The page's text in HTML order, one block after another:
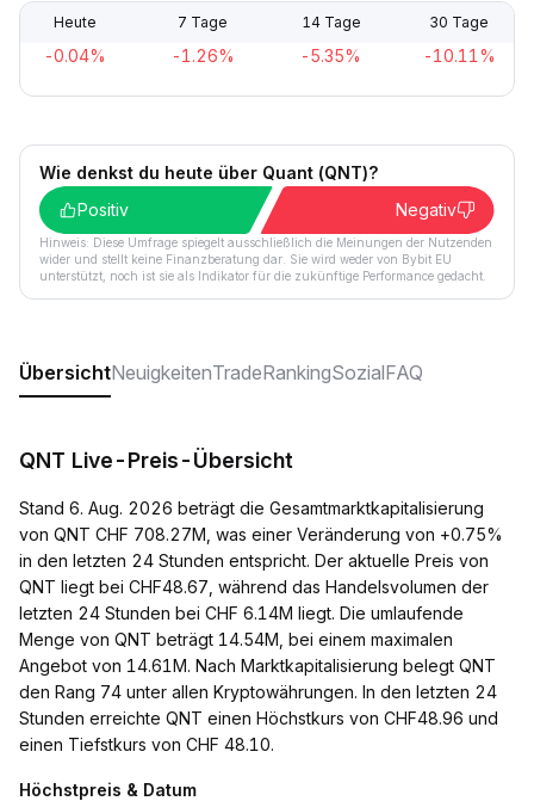
Heute 7 Tage 14 Tage 30 Tage
-0.04% -1.26% -5.35% -10.11%
Wie denkst du heute über Quant (QNT)?
Positiv
Negativ
Hinweis: Diese Umfrage spiegelt ausschließlich die Meinungen der Nutzenden
wider und stellt keine Finanzberatung dar. Sie wird weder von Bybit EU
unterstützt, noch ist sie als Indikator für die zukünftige Performance gedacht.
ÜbersichtNeuigkeitenTradeRankingSozialFAQ
QNT Live-Preis-Übersicht
Stand 6. Aug. 2026 beträgt die Gesamtmarktkapitalisierung
von QNT CHF 708.27M, was einer Veränderung von +0.75%
in den letzten 24 Stunden entspricht. Der aktuelle Preis von
QNT liegt bei CHF48.67, während das Handelsvolumen der
letzten 24 Stunden bei CHF 6.14M liegt. Die umlaufende
Menge von QNT beträgt 14.54M, bei einem maximalen
Angebot von 14.61M. Nach Marktkapitalisierung belegt QNT
den Rang 74 unter allen Kryptowährungen. In den letzten 24
Stunden erreichte QNT einen Höchstkurs von CHF48.96 und
einen Tiefstkurs von CHF 48.10.
Höchstpreis & Datum